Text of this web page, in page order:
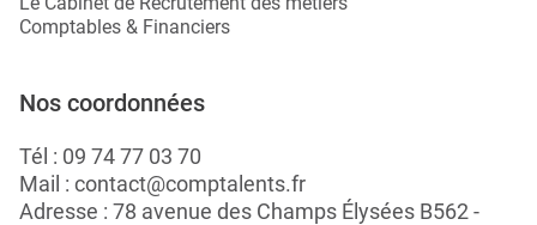
Comptables & Financiers
Nos coordonnées
Tél : 09 74 77 03 70
Mail : contact@comptalents.fr
Adresse : 78 avenue des Champs Élysées B562 -